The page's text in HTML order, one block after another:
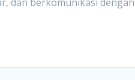
dan berkomunikasi dengan